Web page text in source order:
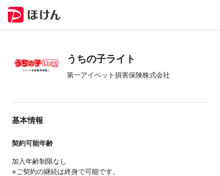
うちの子ライト
第一アイペット損害保険株式会社
基本情報
契約可能年齢
加入年齢制限なし
※ご契約の継続は終身で可能です。